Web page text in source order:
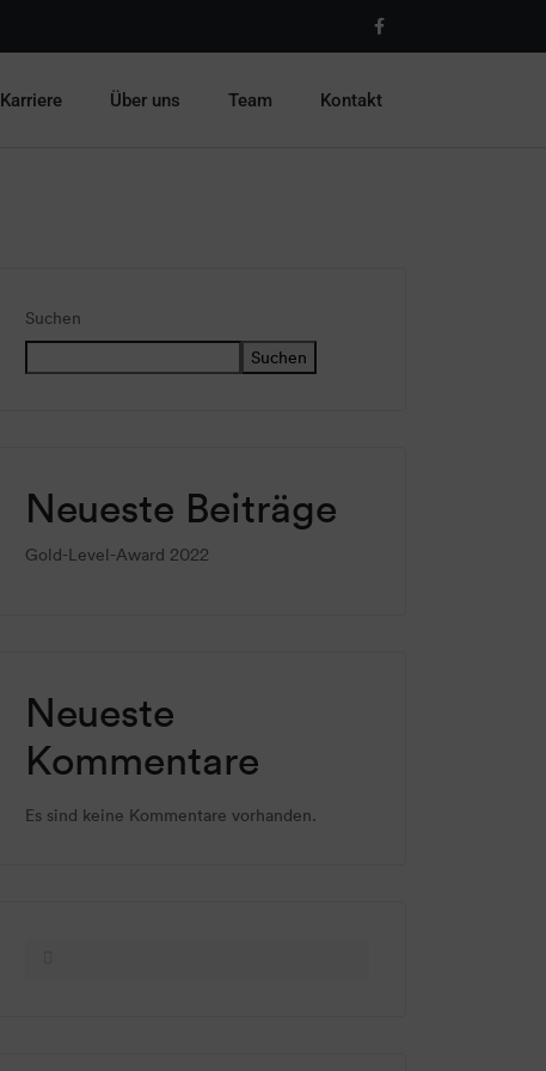
Karriere Über uns Team Kontakt
Suchen
Suchen
Neueste Beiträge
Gold-Level-Award 2022
Neueste
Kommentare
Es sind keine Kommentare vorhanden.